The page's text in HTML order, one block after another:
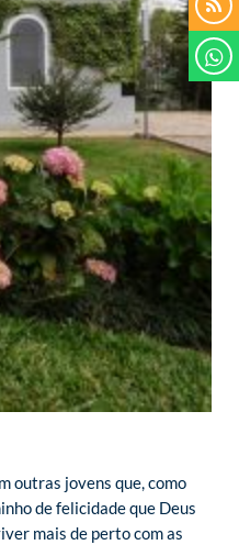
outras jovens que, como
de felicidade que Deus
mais de perto com as